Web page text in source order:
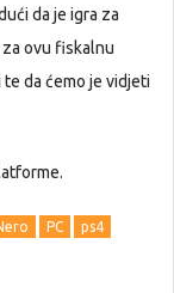
da je igra za
za ovu fiskalnu
da ćemo je vidjeti
PC
ps4